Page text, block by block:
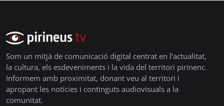
Som un mitjà de comunicació digital centrat en l’actualitat,
la cultura, els esdeveniments i la vida del territori pirinenc.
Informem amb proximitat, donant veu al territori i
apropant les notícies i continguts audiovisuals a la
comunitat.